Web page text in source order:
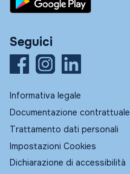
Seguici
Informativa legale
Documentazione contrattuale
Trattamento dati personali
Impostazioni Cookies
Dichiarazione di accessibilità